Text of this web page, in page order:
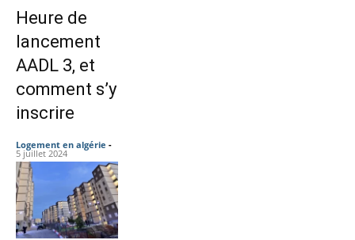
Heure de
lancement
AADL 3, et
comment s’y
inscrire
Logement en algérie -
5 juillet 2024